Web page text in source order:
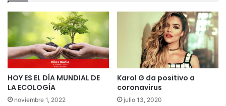
HOY ES EL DÍA MUNDIAL DE
LA ECOLOGÍA
noviembre 1, 2022
Karol G da positivo a
coronavirus
julio 13, 2020